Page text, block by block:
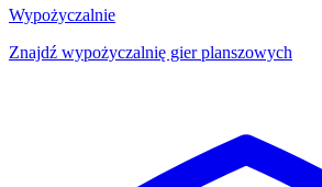
Wypożyczalnie
Znajdź wypożyczalnię gier planszowych